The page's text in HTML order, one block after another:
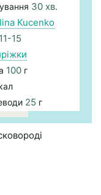
30 хв.
Kucenko
15
100 г
25 г